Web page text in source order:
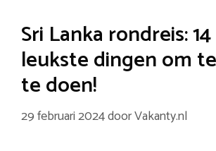
Sri Lanka rondreis:
leukste dingen om
te doen!
29 februari 2024doorVakanty.nl